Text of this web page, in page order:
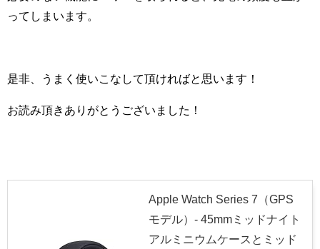
ってしまいます。
是非、うまく使いこなして頂ければと思います！
お読み頂きありがとうございました！
Apple Watch Series 7（GPS
モデル）- 45mmミッドナイト
アルミニウムケースとミッド